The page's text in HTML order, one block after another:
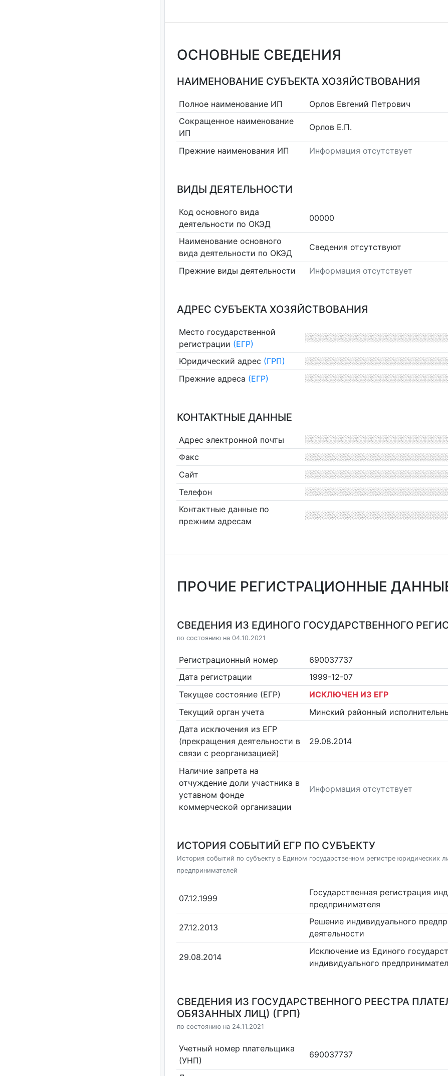
ОСНОВНЫЕ СВЕДЕНИЯ
НАИМЕНОВАНИЕ СУБЪЕКТА ХОЗЯЙСТВОВАНИЯ
Полное наименование ИП
Орлов Евгений Петрович
Сокращенное наименование
ИП
Орлов Е.П.
Прежние наименования ИП Информация отсутствует
ВИДЫ ДЕЯТЕЛЬНОСТИ
Код основного вида
деятельности по ОКЭД
00000
Наименование основного
вида деятельности по ОКЭД
Cведения отсутствуют
Прежние виды деятельности Информация отсутствует
АДРЕС СУБЪЕКТА ХОЗЯЙСТВОВАНИЯ
Место государственной
регистрации (ЕГР)
Юридический адрес (ГРП)
Прежние адреса (ЕГР)
КОНТАКТНЫЕ ДАННЫЕ
Адрес электронной почты
Факс
Сайт
Телефон
Контактные данные по
прежним адресам
ПРОЧИЕ РЕГИСТРАЦИОННЫЕ
СВЕДЕНИЯ ИЗ ЕДИНОГО ГОСУДАРСТВЕННОГО
по состоянию на 04.10.2021
Регистрационный номер
690037737
Дата регистрации
1999-12-07
Текущее состояние (ЕГР)
ИСКЛЮЧЕН ИЗ ЕГР
Текущий орган учета
Минский районный
Дата исключения из ЕГР
(прекращения деятельности в
связи с реорганизацией)
29.08.2014
Наличие запрета на
отчуждение доли участника в
уставном фонде
коммерческой организации
Информация отсутствует
ИСТОРИЯ СОБЫТИЙ ЕГР ПО СУБЪЕКТУ
История событий по субъекту в Едином государственном регистре юридических
предпринимателей
07.12.1999
Государственная регистрация
предпринимателя
27.12.2013
Решение индивидуального
деятельности
29.08.2014
Исключение из Единого
индивидуального
СВЕДЕНИЯ ИЗ ГОСУДАРСТВЕННОГО РЕЕСТРА
ОБЯЗАННЫХ ЛИЦ) (ГРП)
по состоянию на 24.11.2021
Учетный номер плательщика
(УНП)
690037737